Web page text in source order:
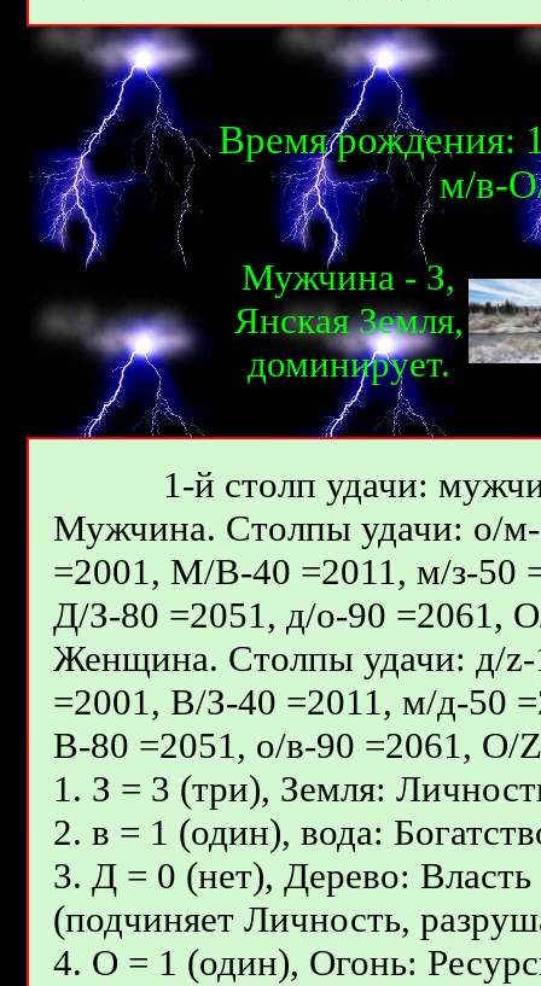
Время рождения:
м/в-
Мужчина - З,
Янcкaя Земля,
доминирует.
1-й столп удачи:
Мужчина. Столпы удачи: о/м-
=2001, М/В-40 =2011, м/з-50
Д/З-80 =2051, д/о-90 =2061,
Женщина. Столпы удачи: д/
=2001, В/З-40 =2011, м/д-50
В-80 =2051, о/в-90 =2061, О/
1. З = 3 (три), Земля:
2. в = 1 (один), вода:
3. Д = 0 (нет), Дерево:
(подчиняет Личность,
4. О = 1 (один), Огонь: